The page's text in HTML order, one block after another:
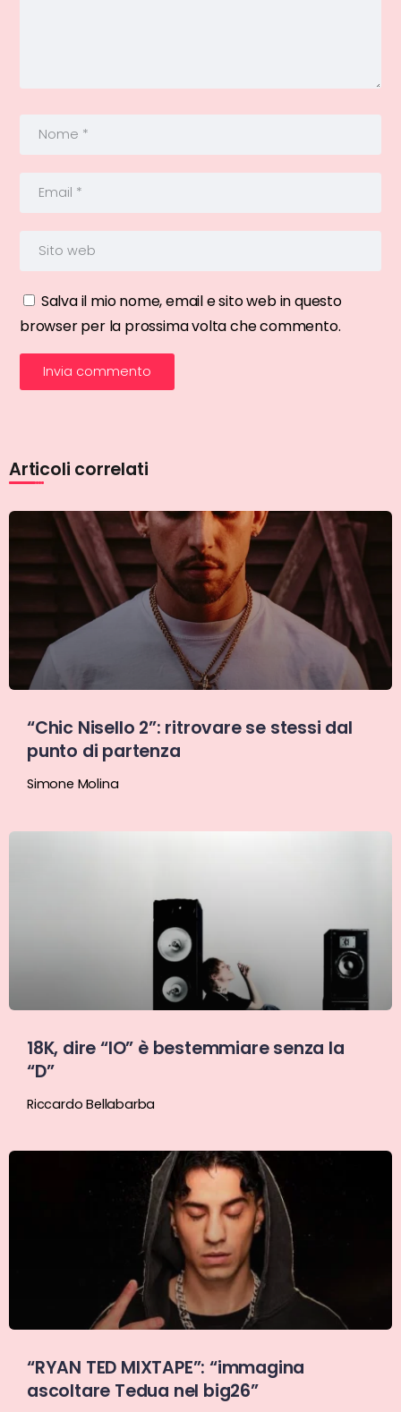
Salva il mio nome, email e sito web in questo
browser per la prossima volta che commento.
Articoli correlati
“Chic Nisello 2”: ritrovare se stessi dal
punto di partenza
Simone Molina
18K, dire “IO” è bestemmiare senza la
“D”
Riccardo Bellabarba
“RYAN TED MIXTAPE”: “immagina
ascoltare Tedua nel big26”